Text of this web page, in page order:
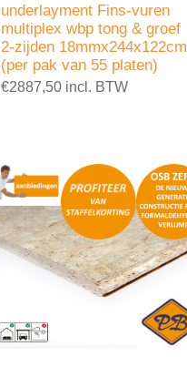
underlayment Fins-vuren
multiplex wbp tong & groef
2-zijden 18mmx244x122cm
(per pak van 55 platen)
€2887,50 incl. BTW